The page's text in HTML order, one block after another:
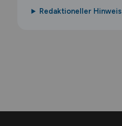
Redaktioneller Hinweis